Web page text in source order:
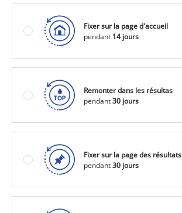
Fixer sur la page d'accueil
pendant 14 jours
Remonter dans les résultas
pendant30 jours
Fixer sur la page des résultats
pendant30 jours